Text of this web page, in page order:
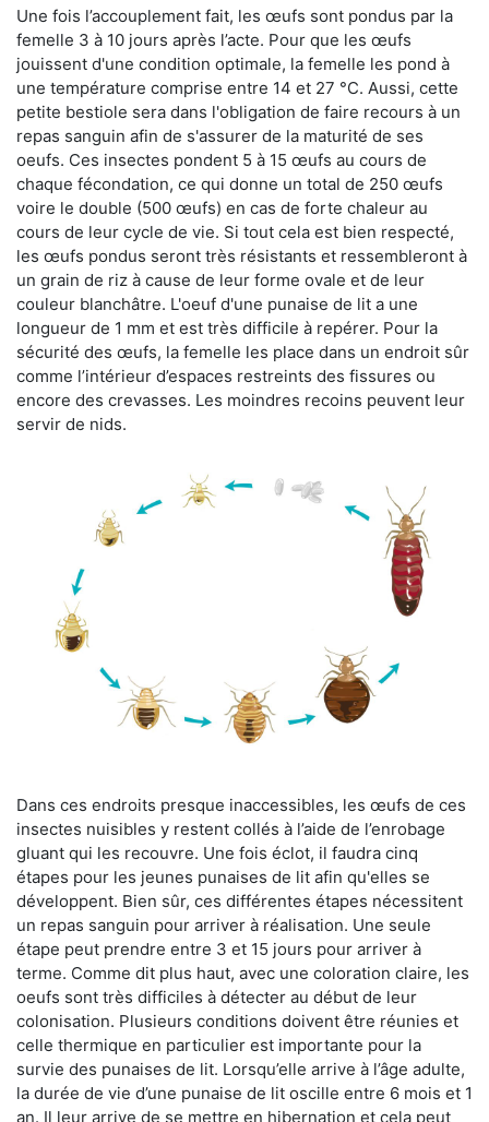
Une fois l’accouplement fait, les œufs sont pondus par la
femelle 3 à 10 jours après l’acte. Pour que les œufs
jouissent d'une condition optimale, la femelle les pond à
une température comprise entre 14 et 27 °C. Aussi, cette
petite bestiole sera dans l'obligation de faire recours à un
repas sanguin afin de s'assurer de la maturité de ses
oeufs. Ces insectes pondent 5 à 15 œufs au cours de
chaque fécondation, ce qui donne un total de 250 œufs
voire le double (500 œufs) en cas de forte chaleur au
cours de leur cycle de vie. Si tout cela est bien respecté,
les œufs pondus seront très résistants et ressembleront à
un grain de riz à cause de leur forme ovale et de leur
couleur blanchâtre. L'oeuf d'une punaise de lit a une
longueur de 1 mm et est très difficile à repérer. Pour la
sécurité des œufs, la femelle les place dans un endroit sûr
comme l’intérieur d’espaces restreints des fissures ou
encore des crevasses. Les moindres recoins peuvent leur
servir de nids.
Dans ces endroits presque inaccessibles, les œufs de ces
insectes nuisibles y restent collés à l’aide de l’enrobage
gluant qui les recouvre. Une fois éclot, il faudra cinq
étapes pour les jeunes punaises de lit afin qu'elles se
développent. Bien sûr, ces différentes étapes nécessitent
un repas sanguin pour arriver à réalisation. Une seule
étape peut prendre entre 3 et 15 jours pour arriver à
terme. Comme dit plus haut, avec une coloration claire, les
oeufs sont très difficiles à détecter au début de leur
colonisation. Plusieurs conditions doivent être réunies et
celle thermique en particulier est importante pour la
survie des punaises de lit. Lorsqu’elle arrive à l’âge adulte,
la durée de vie d’une punaise de lit oscille entre 6 mois et 1
an. Il leur arrive de se mettre en hibernation et cela peut